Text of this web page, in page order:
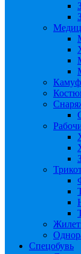
Спецобувь